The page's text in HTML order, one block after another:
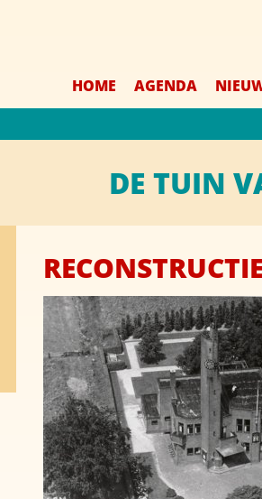
HOME AGENDA
DE TUIN